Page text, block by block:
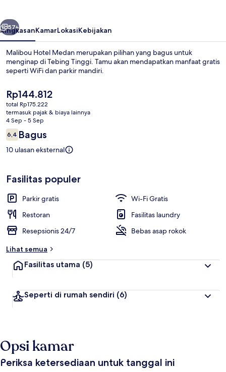
Berikutnya
57+
RingkasanKamarLokasiKebijakan
Malibou Hotel Medan merupakan pilihan yang bagus untuk
menginap di Tebing Tinggi. Tamu akan mendapatkan manfaat gratis
seperti WiFi dan parkir mandiri.
Harga
saat
ini
Rp144.812
Rp144.812
total Rp175.222
termasuk pajak & biaya lainnya
4 Sep - 5 Sep
Ulasan
6,46,4 dari 10
Bagus
10 ulasan eksternal
Fasilitas populer
Parkir gratis
Wi-Fi Gratis
Restoran
Fasilitas laundry
Resepsionis 24/7
Bebas asap rokok
Lihat semua
Fasilitas utama (5)
Seperti di rumah sendiri (6)
Opsi kamar
Periksa ketersediaan untuk tanggal ini